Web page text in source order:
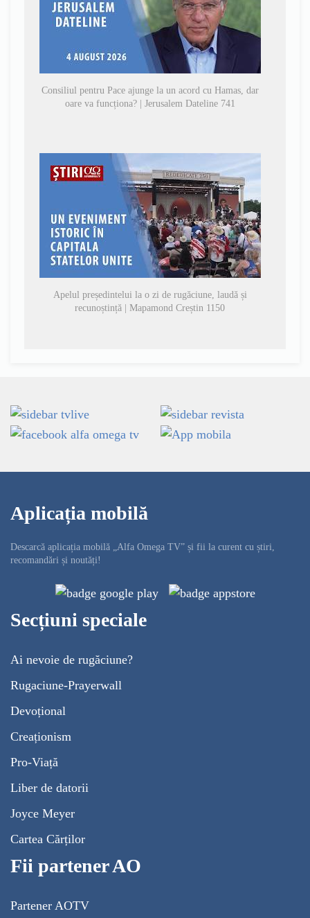
Consiliul pentru Pace ajunge la un acord cu Hamas, dar
oare va funcționa? | Jerusalem Dateline 741
Apelul președintelui la o zi de rugăciune, laudă și
recunoștință | Mapamond Creștin 1150
Aplicația mobilă
Descarcă aplicația mobilă „Alfa Omega TV” și fii la curent cu știri,
recomandări și noutăți!
Secțiuni speciale
Ai nevoie de rugăciune?
Rugaciune-Prayerwall
Devoțional
Creaționism
Pro-Viață
Liber de datorii
Joyce Meyer
Cartea Cărților
Fii partener AO
Partener AOTV